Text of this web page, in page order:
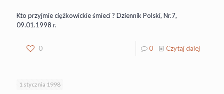
Kto przyjmie ciężkowickie śmieci ? Dziennik Polski, Nr.7,
09.01.1998 r.
0 0 Czytaj dalej
1 stycznia 1998